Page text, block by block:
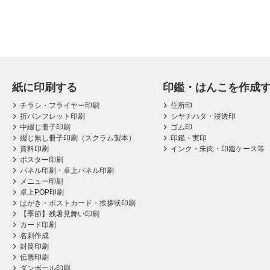
紙に印刷する
チラシ・フライヤー印刷
折パンフレット印刷
中綴じ冊子印刷
綴じ無し冊子印刷（スクラム製本）
資料印刷
ポスター印刷
パネル印刷・卓上パネル印刷
メニュー印刷
卓上POP印刷
はがき・ポストカード・挨拶状印刷
【季節】残暑見舞い印刷
カード印刷
名刺作成
封筒印刷
伝票印刷
ダンボール印刷
印鑑・はんこを作成
住所印
シヤチハタ・浸透印
ゴム印
印鑑・実印
インク・朱肉・印鑑ケース等